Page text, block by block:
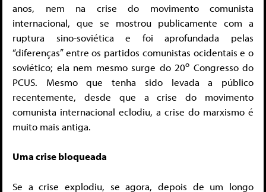
anos, nem na crise do movimento comunista
internacional, que se mostrou publicamente com a
ruptura sino-soviética e foi aprofundada pelas
“diferenças” entre os partidos comunistas ocidentais e o
soviético; ela nem mesmo surge do 20o Congresso do
PCUS. Mesmo que tenha sido levada a público
recentemente, desde que a crise do movimento
comunista internacional eclodiu, a crise do marxismo é
muito mais antiga.
Uma crise bloqueada
Se a crise explodiu, se agora, depois de um longo